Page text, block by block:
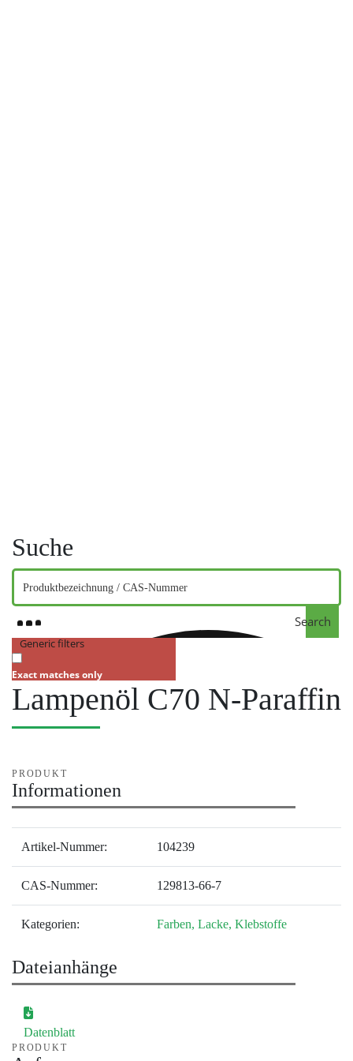
Suche
Search
Generic filters
Exact matches only
Lampenöl C70 N-Paraffin
PRODUKT
Informationen
Artikel-Nummer: 104239
CAS-Nummer: 129813-66-7
Kategorien: Farben, Lacke, Klebstoffe
Dateianhänge
Datenblatt
PRODUKT